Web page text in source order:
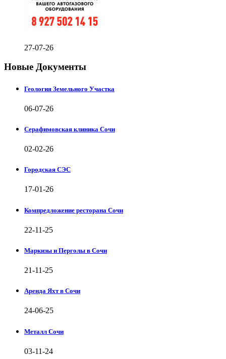
27-07-26
Новые Документы
Геология Земельного Участка
06-07-26
Серафимовская клиника Сочи
02-02-26
Городская СЭС
17-01-26
Компредложение ресторана Сочи
22-11-25
Маркизы и Перголы в Сочи
21-11-25
Аренда Яхт в Сочи
24-06-25
Металл Сочи
03-11-24